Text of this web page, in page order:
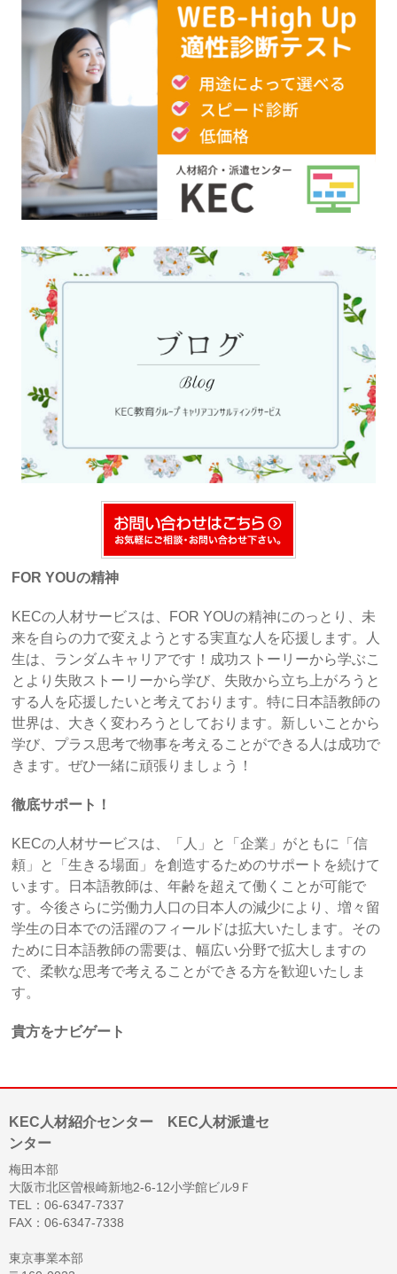
FOR YOUの精神
KECの人材サービスは、FOR YOUの精神にのっとり、未
来を自らの力で変えようとする実直な人を応援します。人
生は、ランダムキャリアです！成功ストーリーから学ぶこ
とより失敗ストーリーから学び、失敗から立ち上がろうと
する人を応援したいと考えております。特に日本語教師の
世界は、大きく変わろうとしております。新しいことから
学び、プラス思考で物事を考えることができる人は成功で
きます。ぜひ一緒に頑張りましょう！
徹底サポート！
KECの人材サービスは、「人」と「企業」がともに「信
頼」と「生きる場面」を創造するためのサポートを続けて
います。日本語教師は、年齢を超えて働くことが可能で
す。今後さらに労働力人口の日本人の減少により、増々留
学生の日本での活躍のフィールドは拡大いたします。その
ために日本語教師の需要は、幅広い分野で拡大しますの
で、柔軟な思考で考えることができる方を歓迎いたしま
す。
貴方をナビゲート
KEC人材紹介センター KEC人材派遣セ
ンター
梅田本部
大阪市北区曽根崎新地2-6-12小学館ビル9Ｆ
TEL：06-6347-7337
FAX：06-6347-7338
東京事業本部